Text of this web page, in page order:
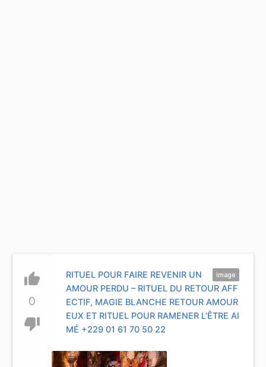
thumb_up
0
thumb_down
image
RITUEL POUR FAIRE REVENIR UN
AMOUR PERDU – RITUEL DU RETOUR AFF
ECTIF, MAGIE BLANCHE RETOUR AMOUR
EUX ET RITUEL POUR RAMENER L’ÊTRE AI
MÉ +229 01 61 70 50 22